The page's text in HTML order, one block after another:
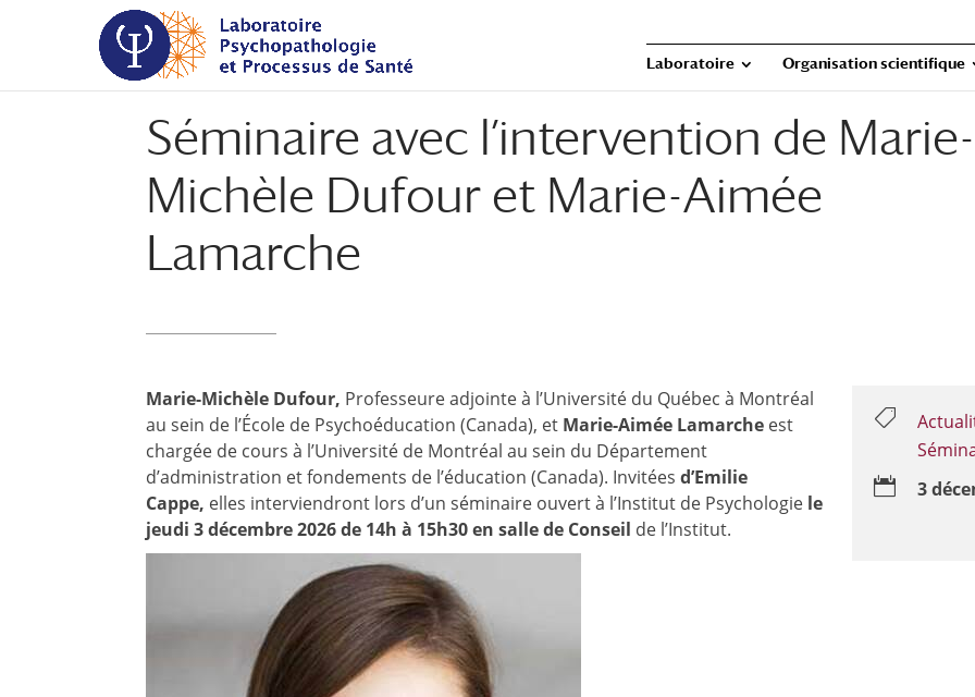
principal
navigation
Laboratoire Organisation scientifique
Séminaire avec l’intervention de Marie-
Michèle Dufour et Marie-Aimée
Lamarche

 3
Marie-Michèle Dufour, Professeure adjointe à l’Université du Québec à Montréal
au sein de l’École de Psychoéducation (Canada), et Marie-Aimée Lamarche est
chargée de cours à l’Université de Montréal au sein du Département
d’administration et fondements de l’éducation (Canada). Invitéesd’Emilie
Cappe, elles interviendront lors d’un séminaire ouvert à l’Institut de Psychologie le
jeudi 3 décembre 2026 de 14h à 15h30 en salle de Conseil de l’Institut.